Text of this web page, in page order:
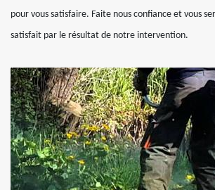
pour vous satisfaire. Faite nous confiance et vous
satisfait par le résultat de notre intervention.